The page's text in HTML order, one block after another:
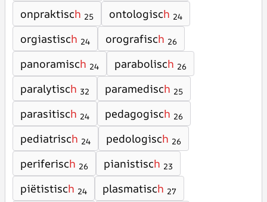
onpraktisch 25 ontologisch 24
orgiastisch 24 orografisch 26
panoramisch 24 parabolisch 26
paralytisch 32 paramedisch 25
parasitisch 24 pedagogisch 26
pediatrisch 24 pedologisch 26
periferisch 26 pianistisch 23
piëtistisch 24 plasmatisch 27